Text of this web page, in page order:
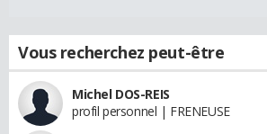
Vous recherchez peut-être
Michel DOS-REIS
profil personnel | FRENEUSE